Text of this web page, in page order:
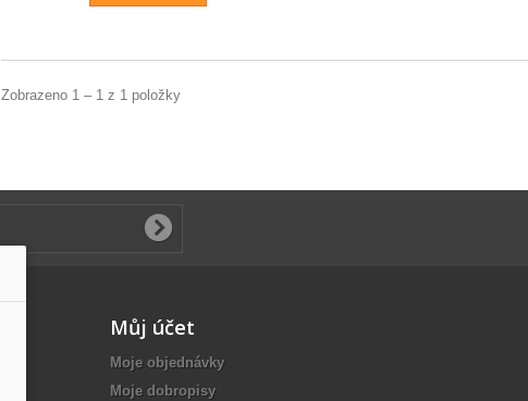
Zobrazeno 1 – 1 z 1 položky
Můj účet
Moje objednávky
Moje dobropisy